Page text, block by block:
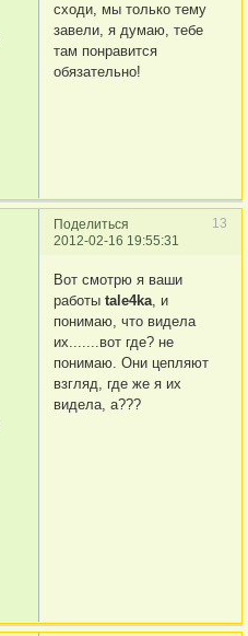
сходи, мы только тему
завели, я думаю, тебе
там понравится
обязательно!
Поделиться
13
2012-02-16 19:55:31
Вот смотрю я ваши
работы tale4ka , и
понимаю, что видела
их.......вот где? не
понимаю. Они цепляют
взгляд, где же я их
видела, а???